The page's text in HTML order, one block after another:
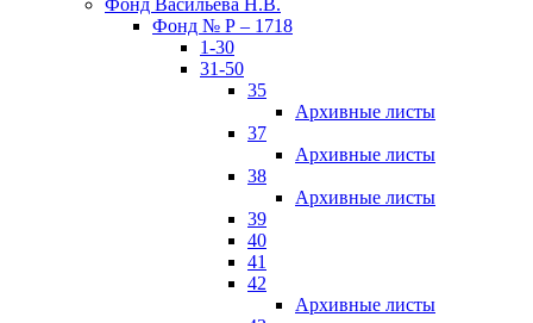
Фонд Васильева Н.В.
Фонд № Р – 1718
1-30
31-50
35
Архивные листы
37
Архивные листы
38
Архивные листы
39
40
41
42
Архивные листы